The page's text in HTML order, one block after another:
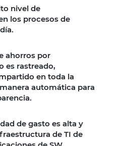
nivel de
los procesos de
ahorros por
es rastreado,
en toda la
automática para
de gasto es alta y
de TI de